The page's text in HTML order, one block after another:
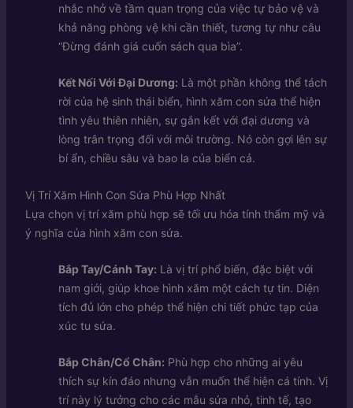
nhắc nhở về tầm quan trọng của việc tự bảo vệ và
khả năng phòng vệ khi cần thiết, tương tự như câu
“Đừng đánh giá cuốn sách qua bìa”.
Kết Nối Với Đại Dương: Là một phần không thể tách
rời của hệ sinh thái biển, hình xăm con sứa thể hiện
tình yêu thiên nhiên, sự gắn kết với đại dương và
lòng trân trọng đối với môi trường. Nó còn gợi lên sự
bí ẩn, chiều sâu và bao la của biển cả.
Vị Trí Xăm Hình Con Sứa Phù Hợp Nhất
Lựa chọn vị trí xăm phù hợp sẽ tối ưu hóa tính thẩm mỹ và
ý nghĩa của hình xăm con sứa.
Bắp Tay/Cánh Tay: Là vị trí phổ biến, đặc biệt với
nam giới, giúp khoe hình xăm một cách tự tin. Diện
tích đủ lớn cho phép thể hiện chi tiết phức tạp của
xúc tu sứa.
Bắp Chân/Cổ Chân: Phù hợp cho những ai yêu
thích sự kín đáo nhưng vẫn muốn thể hiện cá tính. Vị
trí này lý tưởng cho các mẫu sứa nhỏ, tinh tế, tạo